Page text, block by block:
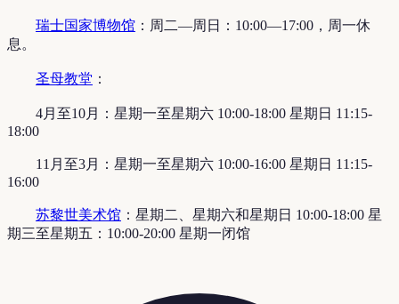
瑞士国家博物馆 ：周二—周日：10:00—17:00，周一休
息。
圣母教堂 ：
4月至10月：星期一至星期六 10:00-18:00 星期日 11:15-
18:00
11月至3月：星期一至星期六 10:00-16:00 星期日 11:15-
16:00
苏黎世美术馆 ：星期二、星期六和星期日 10:00-18:00 星
期三至星期五：10:00-20:00 星期一闭馆